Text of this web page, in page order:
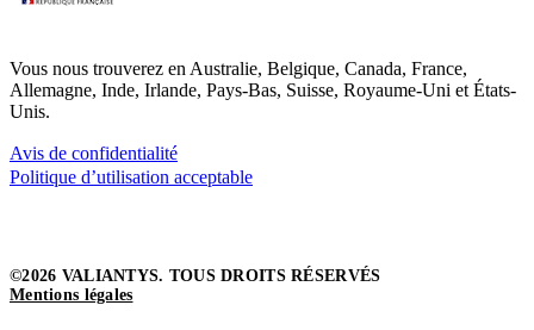
Vous nous trouverez en Australie, Belgique, Canada, France,
Allemagne, Inde, Irlande, Pays-Bas, Suisse, Royaume-Uni et États-
Unis.
Avis de confidentialité
Politique d’utilisation acceptable
©2026 VALIANTYS. TOUS DROITS RÉSERVÉS
Mentions légales